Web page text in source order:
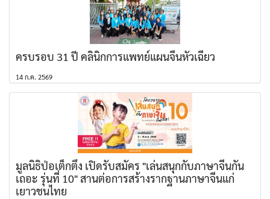
ครบรอบ 31 ปี คลินิกการแพทย์แผนจีนหัวเฉียว
14 ก.ค. 2569
มูลนิธิป่อเต็กตึ๊ง เปิดรับสมัคร "เล่นสนุกกับภาษาจีนกัน
เถอะ รุ่นที่ 10" สานต่อการสร้างรากฐานภาษาจีนแก่
เยาวชนไทย